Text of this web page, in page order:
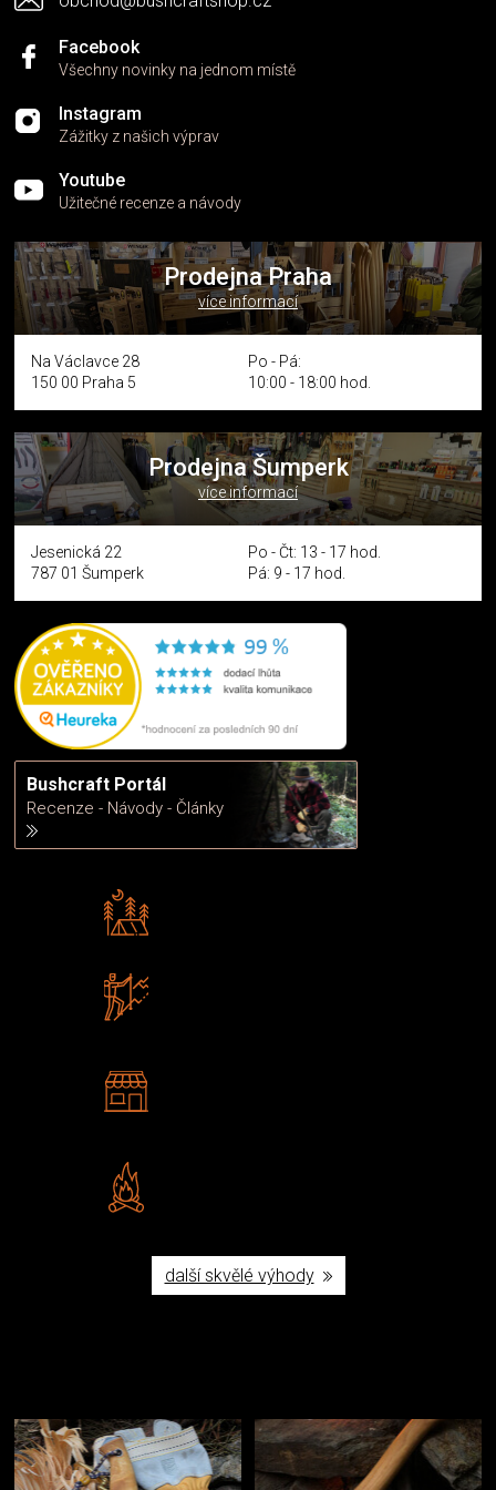
Facebook
Všechny novinky na jednom místě
Instagram
Zážitky z našich výprav
Youtube
Užitečné recenze a návody
Prodejna Praha
více informací
Na Václavce 28
150 00 Praha 5
Po - Pá:
10:00 - 18:00 hod.
Prodejna Šumperk
více informací
Jesenická 22
787 01 Šumperk
Po - Čt: 13 - 17 hod.
Pá: 9 - 17 hod.
Bushcraft Portál
Recenze - Návody - Články
další skvělé výhody